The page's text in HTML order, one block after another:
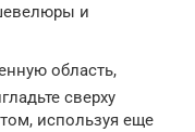
и
область,
сверху
используя еще